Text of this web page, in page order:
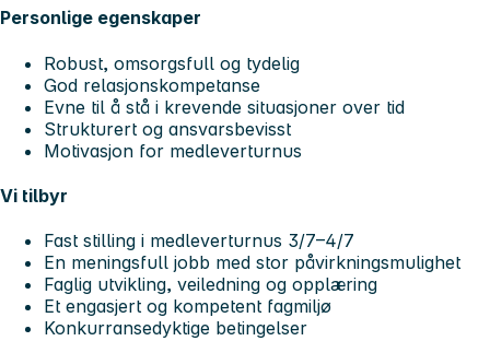
Personlige egenskaper
Robust, omsorgsfull og tydelig
God relasjonskompetanse
Evne til å stå i krevende situasjoner over tid
Strukturert og ansvarsbevisst
Motivasjon for medleverturnus
Vi tilbyr
Fast stilling i medleverturnus 3/7–4/7
En meningsfull jobb med stor påvirkningsmulighet
Faglig utvikling, veiledning og opplæring
Et engasjert og kompetent fagmiljø
Konkurransedyktige betingelser